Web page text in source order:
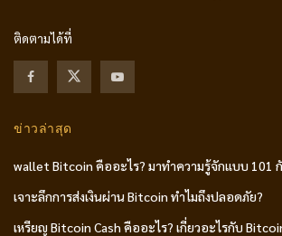
ติดตามได้ที่
ข่าวล่าสุด
wallet Bitcoin คืออะไร? มาทำความรู้จักแบบ 101
เจาะลึกการส่งเงินผ่าน Bitcoin ทำไมถึงปลอดภัย?
เหรียญ Bitcoin Cash คืออะไร? เกี่ยวอะไรกับ